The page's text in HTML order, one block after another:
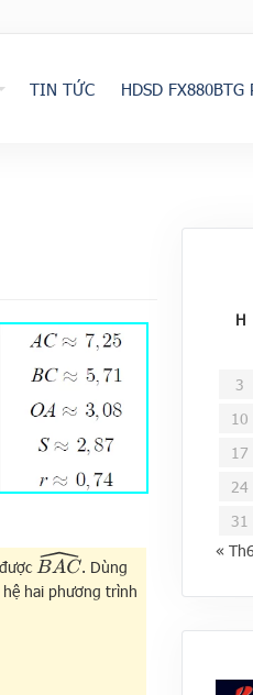
TIN TỨC HDSD FX880BTG
BAC^ . Dùng
hai phương trình
H
3
10
17
24
31
«